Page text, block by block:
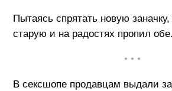
Пытаясь спрятать новую
старую и на радостях пропил обе.
• • •
В сексшопе продавцам выдали